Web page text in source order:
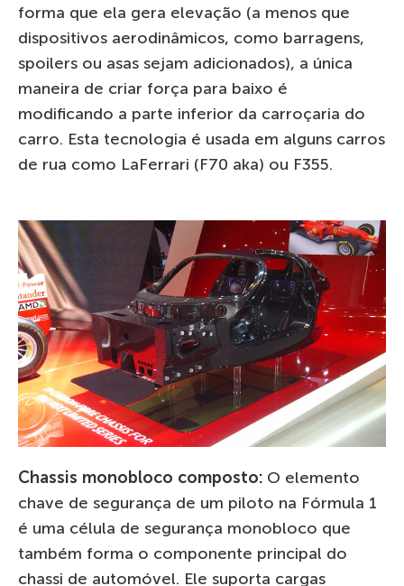
forma que ela gera elevação (a menos que
dispositivos aerodinâmicos, como barragens,
spoilers ou asas sejam adicionados), a única
maneira de criar força para baixo é
modificando a parte inferior da carroçaria do
carro. Esta tecnologia é usada em alguns carros
de rua como LaFerrari (F70 aka) ou F355.
Chassis monobloco composto: O elemento
chave de segurança de um piloto na Fórmula 1
é uma célula de segurança monobloco que
também forma o componente principal do
chassi de automóvel. Ele suporta cargas